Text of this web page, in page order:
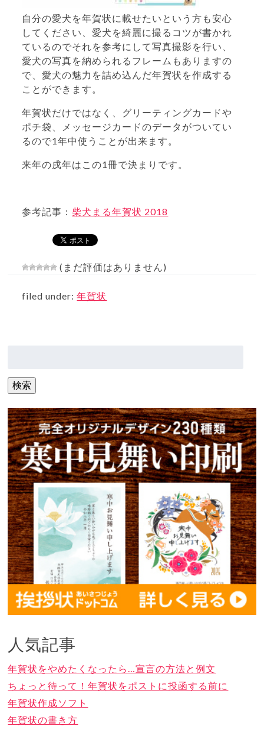
自分の愛犬を年賀状に載せたいという方も安心
してください、愛犬を綺麗に撮るコツが書かれ
ているのでそれを参考にして写真撮影を行い、
愛犬の写真を納められるフレームもありますの
で、愛犬の魅力を詰め込んだ年賀状を作成する
ことができます。
年賀状だけではなく、グリーティングカードや
ポチ袋、メッセージカードのデータがついてい
るので1年中使うことが出来ます。
来年の戌年はこの1冊で決まりです。
参考記事： 柴犬まる年賀状 2018
(まだ評価はありません)
filed under:年賀状
検索
人気記事
年賀状をやめたくなったら…宣言の方法と例文
ちょっと待って！年賀状をポストに投函する前に
年賀状作成ソフト
年賀状の書き方